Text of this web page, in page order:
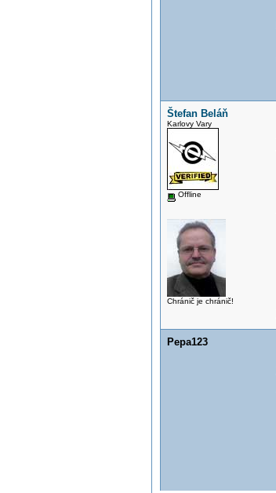
Štefan Beláň
Karlovy Vary
Offline
Chránič je chránič!
Pepa123